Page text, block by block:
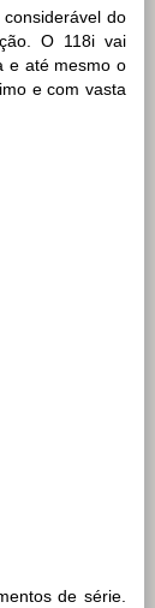
do
O 118i vai
e até mesmo o
e com vasta
de série.